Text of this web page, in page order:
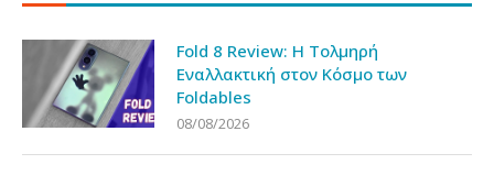
Εναλλακτική στον Κόσμο των
Foldables
08/08/2026